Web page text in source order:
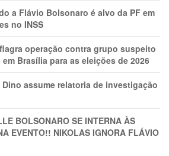
a Flávio Bolsonaro é alvo da PF em
no INSS
operação contra grupo suspeito
Brasília para as eleições de 2026
assume relatoria de investigação
BOLSONARO SE INTERNA ÀS
EVENTO!! NIKOLAS IGNORA FLÁVIO